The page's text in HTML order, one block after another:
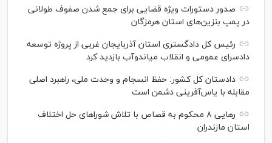
صدور دستورات ویژه قضایی برای جمع شدن صفوف طولانی
در پمپ بنزین‌های استان هرمزگان
رئیس کل دادگستری استان آذربایجان غربی از پروژه توسعه
دادسرای عمومی و انقلاب میاندوآب بازدید کرد
دادستان کل کشور: حفظ انسجام و وحدت ملی، راهبرد اصلی
مقابله با یاس‌آفرینی دشمن است
رهایی ۸ محکوم به قصاص با تلاش شورا‌های حل اختلاف
استان مازندران